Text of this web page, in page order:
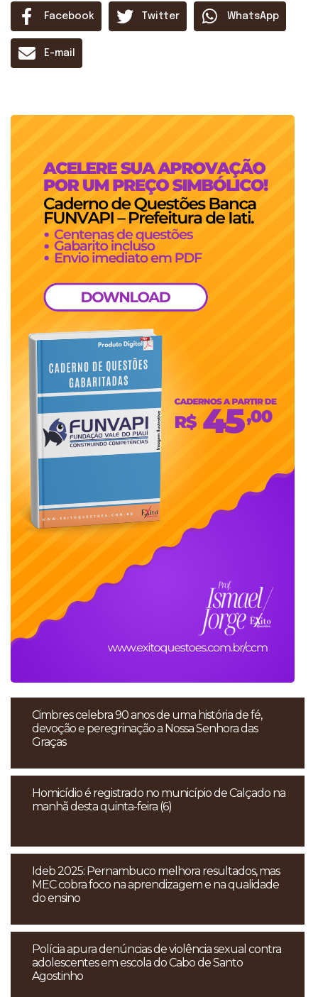
Facebook Twitter WhatsApp
E-mail
Cimbres celebra 90 anos de uma história de fé,
devoção e peregrinação a Nossa Senhora das
Graças
Homicídio é registrado no município de Calçado na
manhã desta quinta-feira (6)
Ideb 2025: Pernambuco melhora resultados, mas
MEC cobra foco na aprendizagem e na qualidade
do ensino
Polícia apura denúncias de violência sexual contra
adolescentes em escola do Cabo de Santo
Agostinho